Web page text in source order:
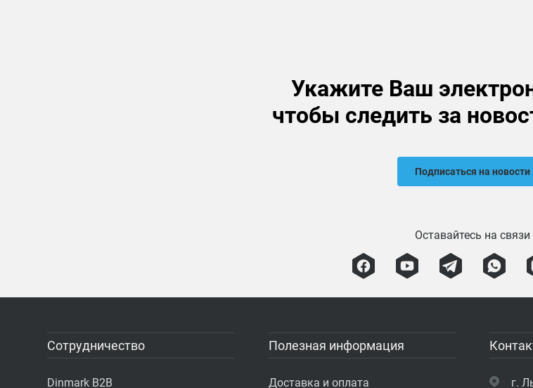
Укажите Ваш
чтобы следить за
Подписаться на новости
Оставайтесь на связи
Сотрудничество
Dinmark B2B
Полезная информация
Доставка и оплата г.